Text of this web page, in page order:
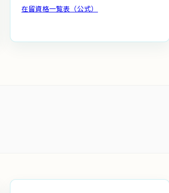
在留資格一覧表（公式）